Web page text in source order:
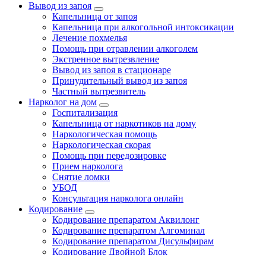
Вывод из запоя
Капельница от запоя
Капельница при алкогольной интоксикации
Лечение похмелья
Помощь при отравлении алкоголем
Экстренное вытрезвление
Вывод из запоя в стационаре
Принудительный вывод из запоя
Частный вытрезвитель
Нарколог на дом
Госпитализация
Капельница от наркотиков на дому
Наркологическая помощь
Наркологическая скорая
Помощь при передозировке
Прием нарколога
Снятие ломки
УБОД
Консультация нарколога онлайн
Кодирование
Кодирование препаратом Аквилонг
Кодирование препаратом Алгоминал
Кодирование препаратом Дисульфирам
Кодирование Двойной Блок